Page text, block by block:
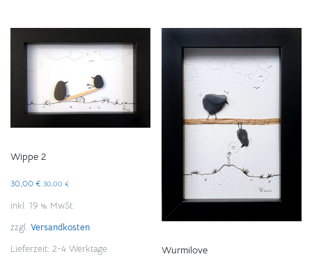
Wippe 2
30,00 € 30,00 €
inkl. 19 % MwSt.
zzgl. Versandkosten
Lieferzeit: 2-4 Werktage Wurmilove